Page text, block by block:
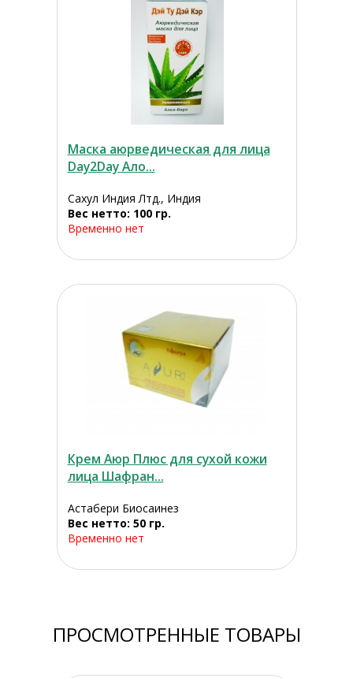
Маска аюрведическая для лица
Day2Day Ало...
Сахул Индия Лтд., Индия
Вес нетто: 100 гр.
Временно нет
Крем Аюр Плюс для сухой кожи
лица Шафран...
Астабери Биосаинез
Вес нетто: 50 гр.
Временно нет
ПРОСМОТРЕННЫЕ ТОВАРЫ